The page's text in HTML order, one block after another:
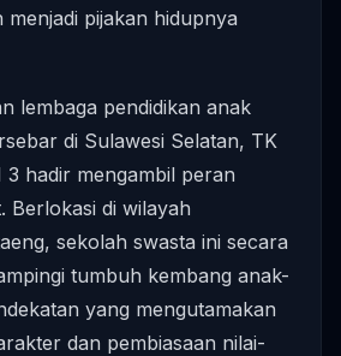
menjadi pijakan hidupnya
lembaga pendidikan anak
di Sulawesi Selatan, TK
hadir mengambil peran
Berlokasi di wilayah
sekolah swasta ini secara
tumbuh kembang anak-
yang mengutamakan
dan pembiasaan nilai-